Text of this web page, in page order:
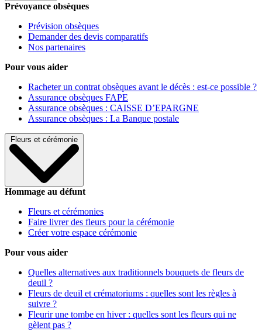
Prévoyance obsèques
Prévision obsèques
Demander des devis comparatifs
Nos partenaires
Pour vous aider
Racheter un contrat obsèques avant le décès : est-ce possible ?
Assurance obsèques FAPE
Assurance obsèques : CAISSE D’EPARGNE
Assurance obsèques : La Banque postale
Fleurs et cérémonie
Hommage au défunt
Fleurs et cérémonies
Faire livrer des fleurs pour la cérémonie
Créer votre espace cérémonie
Pour vous aider
Quelles alternatives aux traditionnels bouquets de fleurs de
deuil ?
Fleurs de deuil et crématoriums : quelles sont les règles à
suivre ?
Fleurir une tombe en hiver : quelles sont les fleurs qui ne
gèlent pas ?